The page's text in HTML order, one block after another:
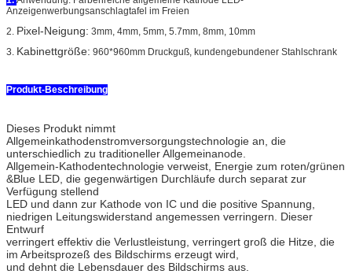
Anzeigenwerbungsanschlagtafel im Freien
2. Pixel-Neigung: 3mm, 4mm, 5mm, 5.7mm, 8mm, 10mm
3. Kabinettgröße: 960*960mm Druckguß, kundengebundener Stahlschrank
Produkt-Beschreibung
Dieses Produkt nimmt
Allgemeinkathodenstromversorgungstechnologie an, die
unterschiedlich zu traditioneller Allgemeinanode.
Allgemein-Kathodentechnologie verweist, Energie zum roten/grünen
&Blue LED, die gegenwärtigen Durchläufe durch separat zur
Verfügung stellend
LED und dann zur Kathode von IC und die positive Spannung,
niedrigen Leitungswiderstand angemessen verringern. Dieser
Entwurf
verringert effektiv die Verlustleistung, verringert groß die Hitze, die
im Arbeitsprozeß des Bildschirms erzeugt wird,
und dehnt die Lebensdauer des Bildschirms aus.